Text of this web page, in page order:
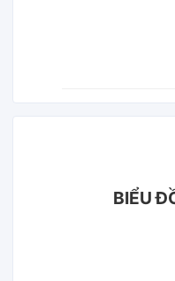
BIỂU